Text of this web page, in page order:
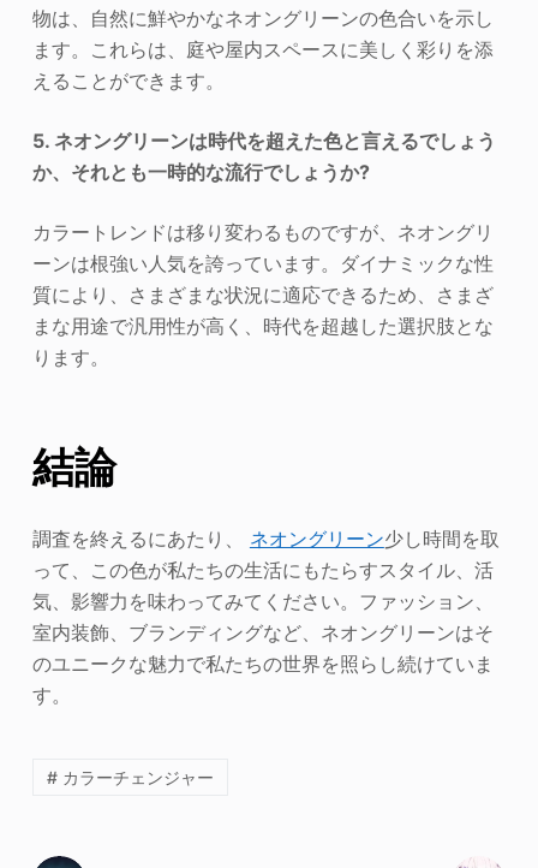
物は、自然に鮮やかなネオングリーンの色合いを示し
ます。これらは、庭や屋内スペースに美しく彩りを添
えることができます。
5. ネオングリーンは時代を超えた色と言えるでしょう
か、それとも一時的な流行でしょうか?
カラートレンドは移り変わるものですが、ネオングリ
ーンは根強い人気を誇っています。ダイナミックな性
質により、さまざまな状況に適応できるため、さまざ
まな用途で汎用性が高く、時代を超越した選択肢とな
ります。
結論
調査を終えるにあたり、 ネオングリーン少し時間を取
って、この色が私たちの生活にもたらすスタイル、活
気、影響力を味わってみてください。ファッション、
室内装飾、ブランディングなど、ネオングリーンはそ
のユニークな魅力で私たちの世界を照らし続けていま
す。
# カラーチェンジャー